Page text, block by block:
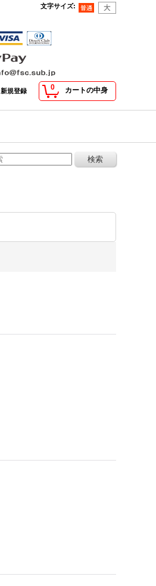
文字サイズ:
0 カートの中身
新規登録